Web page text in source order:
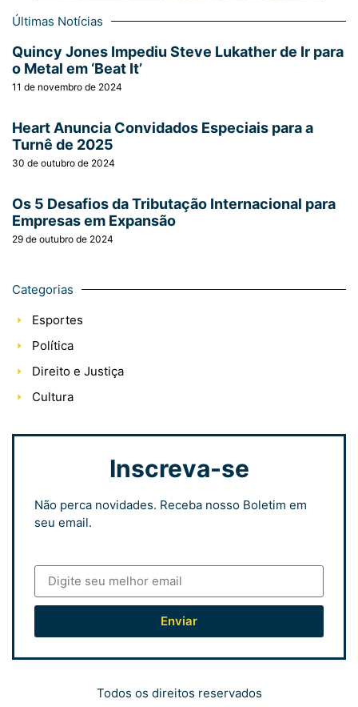
Últimas Notícias
Quincy Jones Impediu Steve Lukather de Ir para
o Metal em ‘Beat It’
11 de novembro de 2024
Heart Anuncia Convidados Especiais para a
Turnê de 2025
30 de outubro de 2024
Os 5 Desafios da Tributação Internacional para
Empresas em Expansão
29 de outubro de 2024
Categorias
Esportes
Política
Direito e Justiça
Cultura
Inscreva-se
Não perca novidades. Receba nosso Boletim em
seu email.
Enviar
Todos os direitos reservados